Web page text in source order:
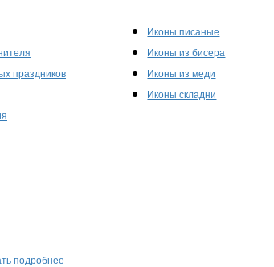
праздников
Иконы писаные
Иконы из бисера
Иконы из меди
Иконы складни
подробнее